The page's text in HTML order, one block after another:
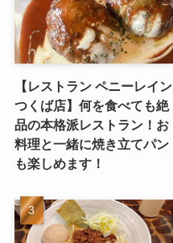
【レストラン ペニーレイン
つくば店】何を食べても絶
品の本格派レストラン！お
料理と一緒に焼き立てパン
も楽しめます！